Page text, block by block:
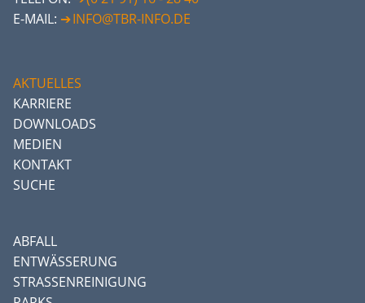
E-MAIL:
INFO@TBR-INFO.DE
AKTUELLES
KARRIERE
DOWNLOADS
MEDIEN
KONTAKT
SUCHE
ABFALL
ENTWÄSSERUNG
STRASSENREINIGUNG